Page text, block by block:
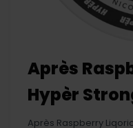
Après
Hypèr
Après Raspberry